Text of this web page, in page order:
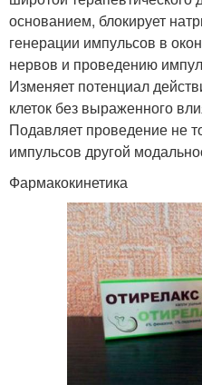
основанием, блокирует
генерации импульсов в
нервов и проведению
Изменяет потенциал
клеток без выраженного
Подавляет проведение не
импульсов другой
Фармакокинетика